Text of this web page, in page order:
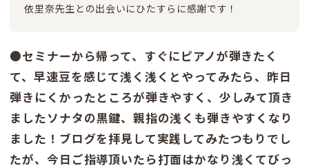
依里奈先生との出会いにひたすらに感謝です！
●セミナーから帰って、すぐにピアノが弾きたく
て、早速豆を感じて浅く浅くとやってみたら、昨日
弾きにくかったところが弾きやすく、少しみて頂き
ましたソナタの黒鍵、親指の浅くも弾きやすくなり
ました！ブログを拝見して実践してみたつもりでし
たが、今日ご指導頂いたら打面はかなり浅くてびっ